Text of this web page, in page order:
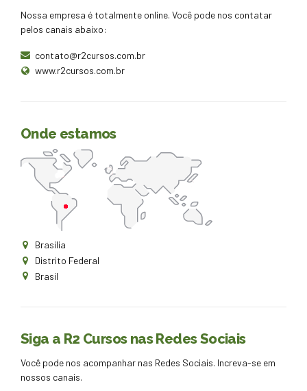
Nossa empresa é totalmente online. Você pode nos contatar
pelos canais abaixo:
contato@r2cursos.com.br
www.r2cursos.com.br
Onde estamos
Brasilia
Distrito Federal
Brasil
Siga a R2 Cursos nas Redes Sociais
Você pode nos acompanhar nas Redes Sociais. Increva-se em
nossos canais.